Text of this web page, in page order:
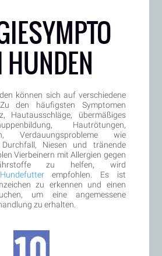
HUNDEN
können sich auf verschiedene
den häufigsten Symptomen
Hautausschläge, übermäßiges
Hautrötungen,
Verdauungsprobleme wie
Niesen und tränende
Vierbeinern mit Allergien gegen
zu helfen, wird
empfohlen. Es ist
zu erkennen und einen
um eine angemessene
zu erhalten.